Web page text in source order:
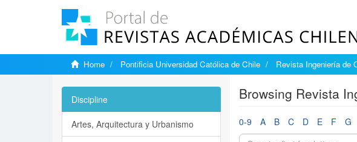
Home Pontificia Universidad Católica de Chile Revista Ingeniería de
Browsing Revista
0-9 A B C D E F G
Discipline
Artes, Arquitectura y Urbanismo